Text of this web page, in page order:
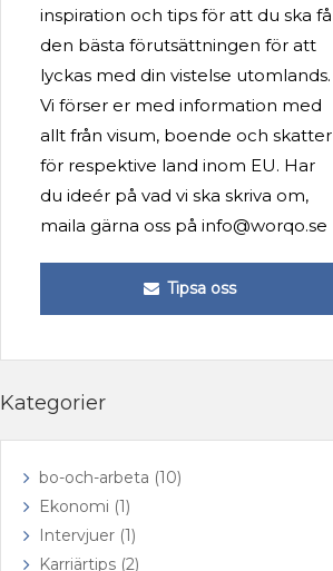
inspiration och tips för att du ska få
den bästa förutsättningen för att
lyckas med din vistelse utomlands.
Vi förser er med information med
allt från visum, boende och skatter
för respektive land inom EU. Har
du ideér på vad vi ska skriva om,
maila gärna oss på info@worqo.se
Tipsa oss
Kategorier
bo-och-arbeta (10)
Ekonomi (1)
Intervjuer (1)
Karriärtips (2)